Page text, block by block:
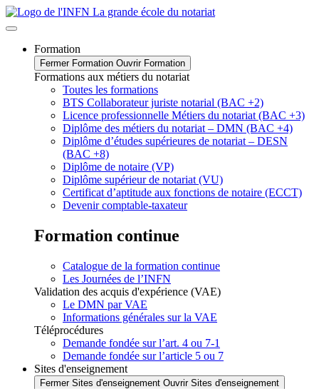
Formation
Fermer Formation Ouvrir Formation
Formations aux métiers du notariat
Toutes les formations
BTS Collaborateur juriste notarial (BAC +2)
Licence professionnelle Métiers du notariat (BAC +3)
Diplôme des métiers du notariat – DMN (BAC +4)
Diplôme d’études supérieures de notariat – DESN
(BAC +8)
Diplôme de notaire (VP)
Diplôme supérieur de notariat (VU)
Certificat d’aptitude aux fonctions de notaire (ECCT)
Devenir comptable-taxateur
Formation continue
Catalogue de la formation continue
Les Journées de l’INFN
Validation des acquis d'expérience (VAE)
Le DMN par VAE
Informations générales sur la VAE
Téléprocédures
Demande fondée sur l’art. 4 ou 7-1
Demande fondée sur l’article 5 ou 7
Sites d'enseignement
Fermer Sites d'enseignement Ouvrir Sites d'enseignement